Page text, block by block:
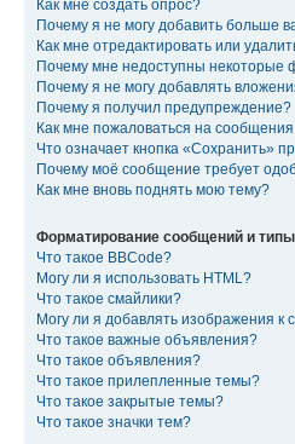
Как мне создать опрос?
Почему я не могу добавить больше
Как мне отредактировать или
Почему мне недоступны некоторые
Почему я не могу добавлять
Почему я получил предупреждение?
Как мне пожаловаться на
Что означает кнопка «Сохранить»
Почему моё сообщение требует
Как мне вновь поднять мою тему?
Форматирование сообщений и
Что такое BBCode?
Могу ли я использовать HTML?
Что такое смайлики?
Могу ли я добавлять изображения к
Что такое важные объявления?
Что такое объявления?
Что такое прилепленные темы?
Что такое закрытые темы?
Что такое значки тем?